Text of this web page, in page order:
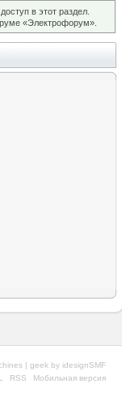
в этот раздел.
«Электрофорум».
| geek by idesignSMF
RSS Мобильная версия